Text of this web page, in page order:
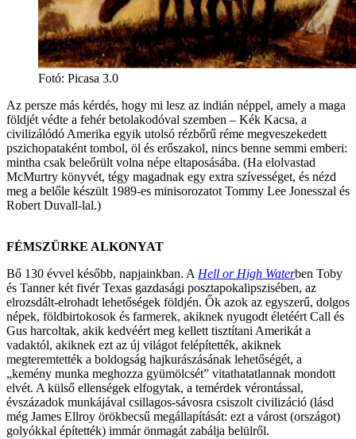
Fotó: Picasa 3.0
Az persze más kérdés, hogy mi lesz az indián néppel, amely a maga
földjét védte a fehér betolakodóval szemben – Kék Kacsa, a
civilizálódó Amerika egyik utolsó rézbőrű réme megveszekedett
pszichopataként tombol, öl és erőszakol, nincs benne semmi emberi:
mintha csak beleőrült volna népe eltaposásába. (Ha elolvastad
McMurtry könyvét, tégy magadnak egy extra szívességet, és nézd
meg a belőle készült 1989-es minisorozatot Tommy Lee Jonesszal és
Robert Duvall-lal.)
FÉMSZÜRKE ALKONYAT
Bő 130 évvel később, napjainkban. A Hell or High Waterben Toby
és Tanner két fivér Texas gazdasági posztapokalipszisében, az
elrozsdált-elrohadt lehetőségek földjén. Ők azok az egyszerű, dolgos
népek, földbirtokosok és farmerek, akiknek nyugodt életéért Call és
Gus harcoltak, akik kedvéért meg kellett tisztítani Amerikát a
vadaktól, akiknek ezt az új világot felépítették, akiknek
megteremtették a boldogság hajkurászásának lehetőségét, a
„kemény munka meghozza gyümölcsét” vitathatatlannak mondott
elvét. A külső ellenségek elfogytak, a temérdek vérontással,
évszázadok munkájával csillagos-sávosra csiszolt civilizáció (lásd
még James Ellroy örökbecsű megállapítását: ezt a várost (országot)
golyókkal építették) immár önmagát zabálja belülről.